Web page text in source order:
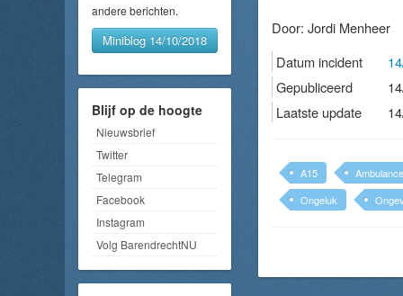
andere berichten.
Miniblog 14/10/2018
Blijf op de hoogte
Nieuwsbrief
Twitter
Telegram
Facebook
Instagram
Volg BarendrechtNU
Door: Jordi Menheer
Datum incident
Gepubliceerd
Laatste update
A15
Ambulance
Ongeluk